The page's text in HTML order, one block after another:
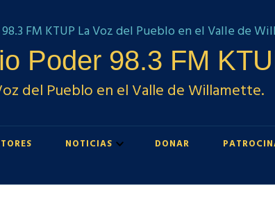
Poder 98.3 FM
del Pueblo en el Valle de Willamette.
NOTICIAS DONAR